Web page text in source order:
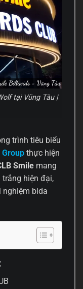
tại Vũng Tàu |
trình tiêu biểu
Group thực hiện
Smile mang
trắng hiện đại,
nghiệm bida